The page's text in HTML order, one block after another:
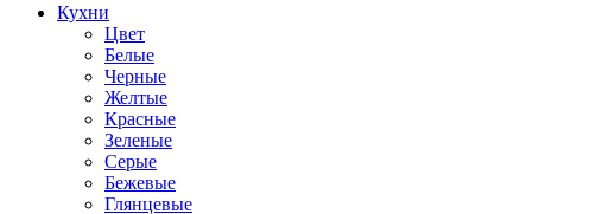
Кухни
Цвет
Белые
Черные
Желтые
Красные
Зеленые
Серые
Бежевые
Глянцевые